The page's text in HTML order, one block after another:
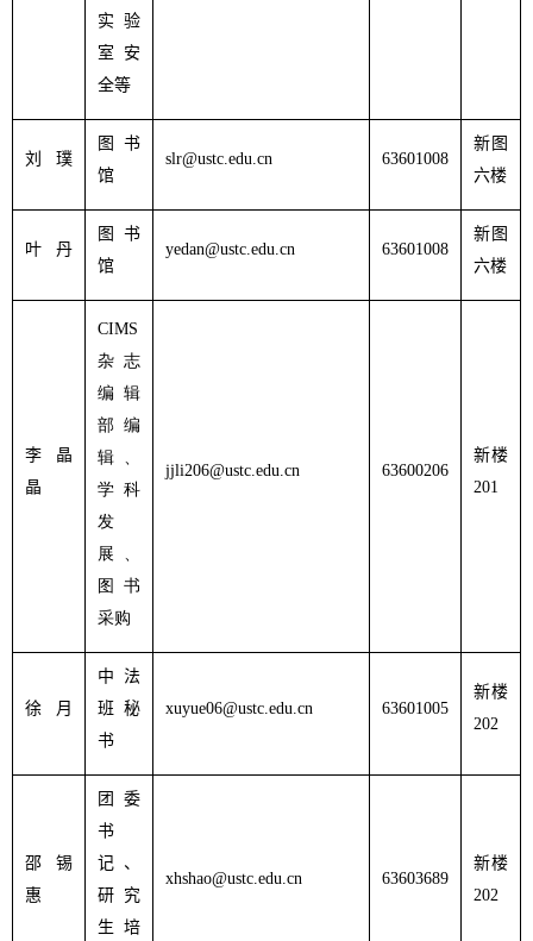
实验
室安
全等
刘 璞
图书
馆
slr@ustc.edu.cn 63601008
新图
六楼
叶 丹
图书
馆
yedan@ustc.edu.cn 63601008
新图
六楼
李晶
晶
CIMS
杂志
编辑
部编
辑、
学科
发
展、
图书
采购
jjli206@ustc.edu.cn 63600206
新楼
201
徐 月
中法
班秘
书
xuyue06@ustc.edu.cn 63601005
新楼
202
邵锡
惠
团委
书
记、
研究
生培
xhshao@ustc.edu.cn 63603689
新楼
202